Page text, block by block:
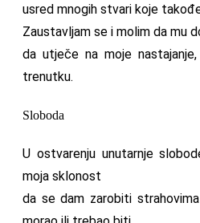
usred mnogih stvari koje
Zaustavljam se i molim da mu
da utječe na moje
trenutku.
Sloboda
U ostvarenju unutarnje
moja sklonost
da se dam zarobiti